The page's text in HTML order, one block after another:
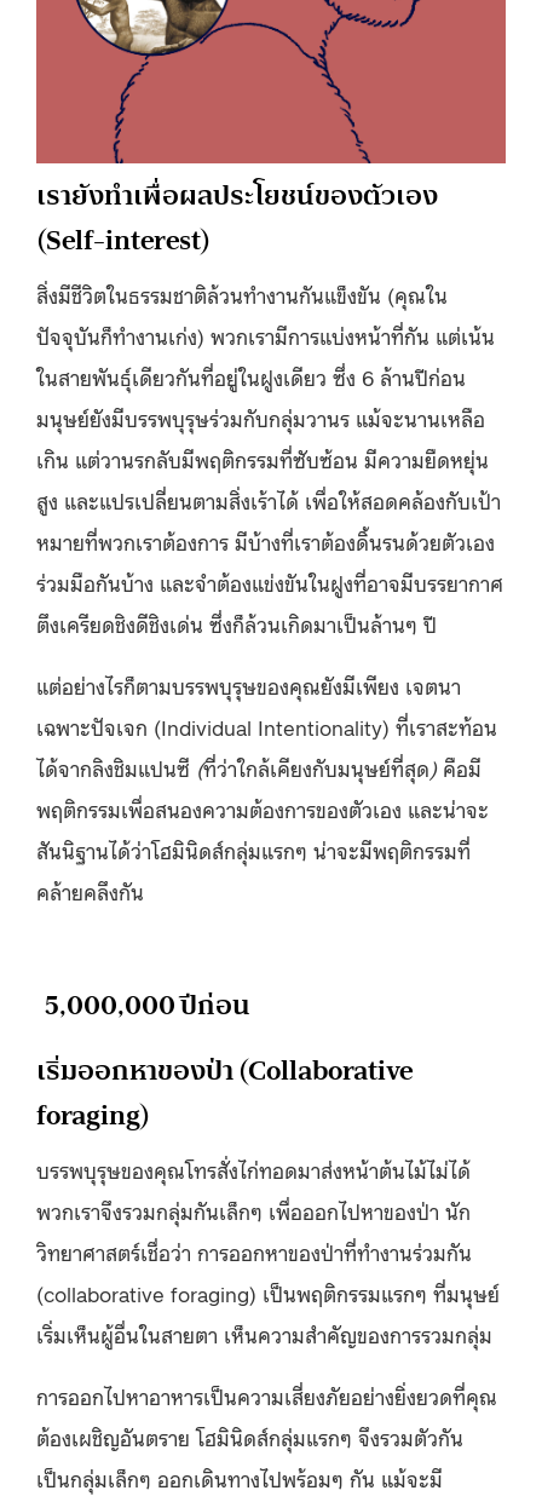
เรายังทำเพื่อผลประโยชน์ของตัวเอง
(Self-interest)
สิ่งมีชีวิตในธรรมชาติล้วนทำงานกันแข็งขัน (คุณใน
ปัจจุบันก็ทำงานเก่ง) พวกเรามีการแบ่งหน้าที่กัน แต่เน้น
ในสายพันธุ์เดียวกันที่อยู่ในฝูงเดียว ซึ่ง 6 ล้านปีก่อน
มนุษย์ยังมีบรรพบุรุษร่วมกับกลุ่มวานร แม้จะนานเหลือ
เกิน แต่วานรกลับมีพฤติกรรมที่ซับซ้อน มีความยืดหยุ่น
สูง และแปรเปลี่ยนตามสิ่งเร้าได้ เพื่อให้สอดคล้องกับเป้า
หมายที่พวกเราต้องการ มีบ้างที่เราต้องดิ้นรนด้วยตัวเอง
ร่วมมือกันบ้าง และจำต้องแข่งขันในฝูงที่อาจมีบรรยากาศ
ตึงเครียดชิงดีชิงเด่น ซึ่งก็ล้วนเกิดมาเป็นล้านๆ ปี
แต่อย่างไรก็ตามบรรพบุรุษของคุณยังมีเพียง เจตนา
เฉพาะปัจเจก (Individual Intentionality) ที่เราสะท้อน
ได้จากลิงชิมแปนซี (ที่ว่าใกล้เคียงกับมนุษย์ที่สุด)คือมี
พฤติกรรมเพื่อสนองความต้องการของตัวเอง และน่าจะ
สันนิฐานได้ว่าโฮมินิดส์กลุ่มแรกๆ น่าจะมีพฤติกรรมที่
คล้ายคลึงกัน
5,000,000 ปีก่อน
เริ่มออกหาของป่า (Collaborative
foraging)
บรรพบุรุษของคุณโทรสั่งไก่ทอดมาส่งหน้าต้นไม้ไม่ได้
พวกเราจึงรวมกลุ่มกันเล็กๆ เพื่อออกไปหาของป่า นัก
วิทยาศาสตร์เชื่อว่า การออกหาของป่าที่ทำงานร่วมกัน
(collaborative foraging) เป็นพฤติกรรมแรกๆ ที่มนุษย์
เริ่มเห็นผู้อื่นในสายตา เห็นความสำคัญของการรวมกลุ่ม
การออกไปหาอาหารเป็นความเสี่ยงภัยอย่างยิ่งยวดที่คุณ
ต้องเผชิญอันตราย โฮมินิดส์กลุ่มแรกๆ จึงรวมตัวกัน
เป็นกลุ่มเล็กๆ ออกเดินทางไปพร้อมๆ กัน แม้จะมี